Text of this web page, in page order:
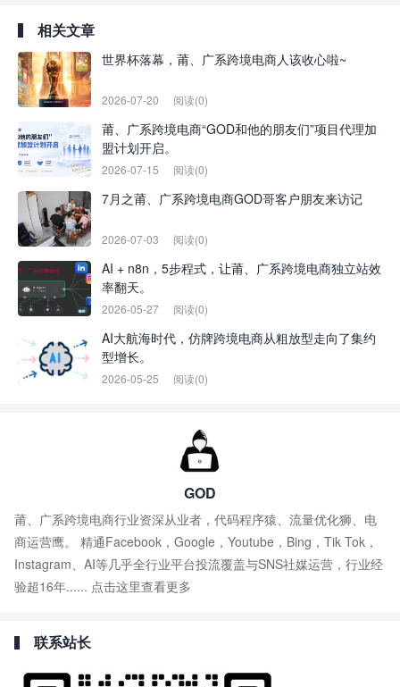
相关文章
世界杯落幕，莆、广系跨境电商人该收心啦~
2026-07-20 阅读(0)
莆、广系跨境电商“GOD和他的朋友们”项目代理加
盟计划开启。
2026-07-15 阅读(0)
7月之莆、广系跨境电商GOD哥客户朋友来访记
2026-07-03 阅读(0)
AI + n8n，5步程式，让莆、广系跨境电商独立站效
率翻天。
2026-05-27 阅读(0)
AI大航海时代，仿牌跨境电商从粗放型走向了集约
型增长。
2026-05-25 阅读(0)
GOD
莆、广系跨境电商行业资深从业者，代码程序猿、流量优化狮、电
商运营鹰。 精通Facebook，Google，Youtube，Bing，Tik Tok，
Instagram、AI等几乎全行业平台投流覆盖与SNS社媒运营，行业经
验超16年...... 点击这里查看更多
联系站长